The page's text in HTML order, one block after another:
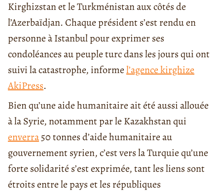
Kirghizstan et le Turkménistan aux côtés de
l’Azerbaïdjan. Chaque président s’est rendu en
personne à Istanbul pour exprimer ses
condoléances au peuple turc dans les jours qui ont
suivi la catastrophe, informel’agence kirghize
AkiPress.
Bien qu’une aide humanitaire ait été aussi allouée
à la Syrie, notamment par le Kazakhstan qui
enverra50 tonnes d’aide humanitaire au
gouvernement syrien, c’est vers la Turquie qu’une
forte solidarité s’est exprimée, tant les liens sont
étroits entre le pays et les républiques